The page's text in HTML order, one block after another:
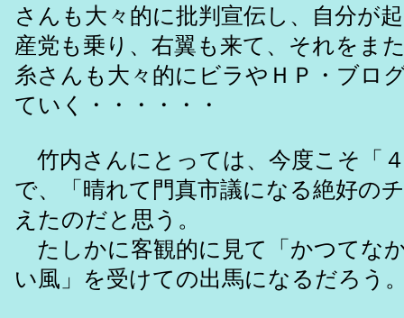
さんも大々的に批判宣伝し、自分が
産党も乗り、右翼も来て、それをま
糸さんも大々的にビラやＨＰ・ブロ
ていく・・・・・・
竹内さんにとっては、今度こそ「
で、「晴れて門真市議になる絶好の
えたのだと思う。
たしかに客観的に見て「かつてな
い風」を受けての出馬になるだろう